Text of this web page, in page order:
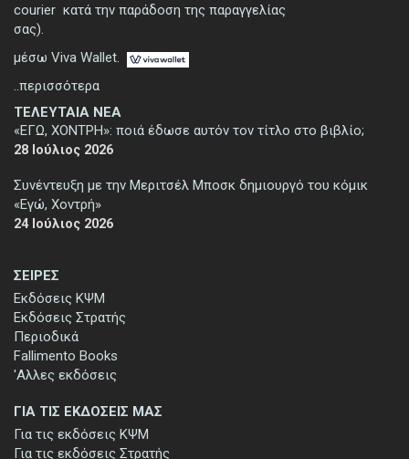
ΣΕΙΡΕΣ
Εκδόσεις ΚΨΜ
Εκδόσεις Στρατής
Περιοδικά
Fallimento Books
'Αλλες εκδόσεις
ΤΕΛΕΥΤΑΙΑ ΝΕΑ
«ΕΓΩ, ΧΟΝΤΡΗ»: ποιά έδωσε αυτόν τον τίτλο στο βιβλίο;
28 Ιούλιος 2026
Συνέντευξη με την Μεριτσέλ Μποσκ δημιουργό του κόμικ
«Εγώ, Χοντρή»
24 Ιούλιος 2026
ΓΙΑ ΤΙΣ ΕΚΔΟΣΕΙΣ ΜΑΣ
Για τις εκδόσεις ΚΨΜ
Για τις εκδόσεις Στρατής
courier κατά την παράδοση της παραγγελίας
σας).
μέσω Viva Wallet.
..περισσότερα